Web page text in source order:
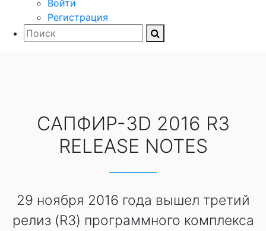
Войти
Регистрация
САПФИР-3D 2016 R3
RELEASE NOTES
29 ноября 2016 года вышел третий
релиз (R3) программного комплекса